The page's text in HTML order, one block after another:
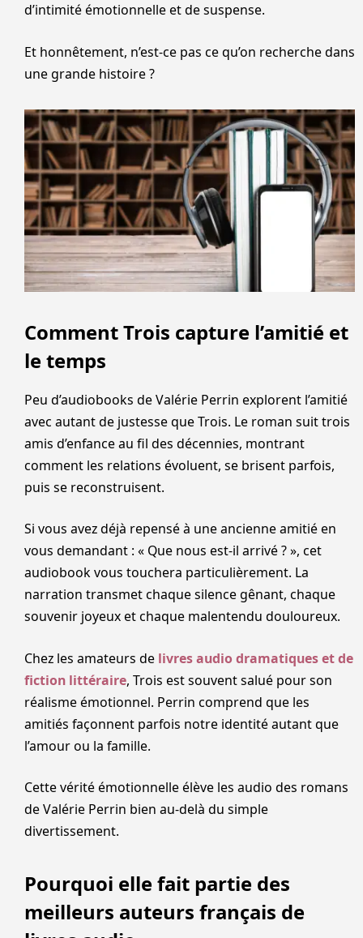
d’intimité émotionnelle et de suspense.
Et honnêtement, n’est-ce pas ce qu’on recherche dans
une grande histoire ?
Comment Trois capture l’amitié et
le temps
Peu d’audiobooks de Valérie Perrin explorent l’amitié
avec autant de justesse que Trois. Le roman suit trois
amis d’enfance au fil des décennies, montrant
comment les relations évoluent, se brisent parfois,
puis se reconstruisent.
Si vous avez déjà repensé à une ancienne amitié en
vous demandant : « Que nous est-il arrivé ? », cet
audiobook vous touchera particulièrement. La
narration transmet chaque silence gênant, chaque
souvenir joyeux et chaque malentendu douloureux.
Chez les amateurs de livres audio dramatiques et de
fiction littéraire, Trois est souvent salué pour son
réalisme émotionnel. Perrin comprend que les
amitiés façonnent parfois notre identité autant que
l’amour ou la famille.
Cette vérité émotionnelle élève les audio des romans
de Valérie Perrin bien au-delà du simple
divertissement.
Pourquoi elle fait partie des
meilleurs auteurs français de